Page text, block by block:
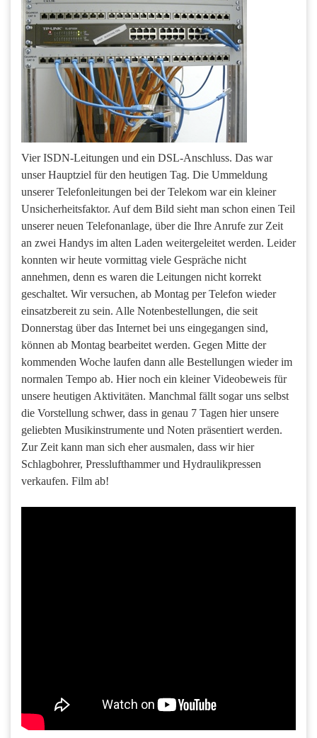
Vier ISDN-Leitungen und ein DSL-Anschluss. Das war
unser Hauptziel für den heutigen Tag. Die Ummeldung
unserer Telefonleitungen bei der Telekom war ein kleiner
Unsicherheitsfaktor. Auf dem Bild sieht man schon einen Teil
unserer neuen Telefonanlage, über die Ihre Anrufe zur Zeit
an zwei Handys im alten Laden weitergeleitet werden. Leider
konnten wir heute vormittag viele Gespräche nicht
annehmen, denn es waren die Leitungen nicht korrekt
geschaltet. Wir versuchen, ab Montag per Telefon wieder
einsatzbereit zu sein. Alle Notenbestellungen, die seit
Donnerstag über das Internet bei uns eingegangen sind,
können ab Montag bearbeitet werden. Gegen Mitte der
kommenden Woche laufen dann alle Bestellungen wieder im
normalen Tempo ab. Hier noch ein kleiner Videobeweis für
unsere heutigen Aktivitäten. Manchmal fällt sogar uns selbst
die Vorstellung schwer, dass in genau 7 Tagen hier unsere
geliebten Musikinstrumente und Noten präsentiert werden.
Zur Zeit kann man sich eher ausmalen, dass wir hier
Schlagbohrer, Presslufthammer und Hydraulikpressen
verkaufen. Film ab!